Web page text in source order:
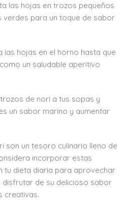
las hojas en trozos pequeños
verdes para un toque de sabor
las hojas en el horno hasta que
un saludable aperitivo
de nori a tus sopas y
un sabor marino y aumentar
son un tesoro culinario lleno de
incorporar estas
tu dieta diaria para aprovechar
disfrutar de su delicioso sabor
creativas.